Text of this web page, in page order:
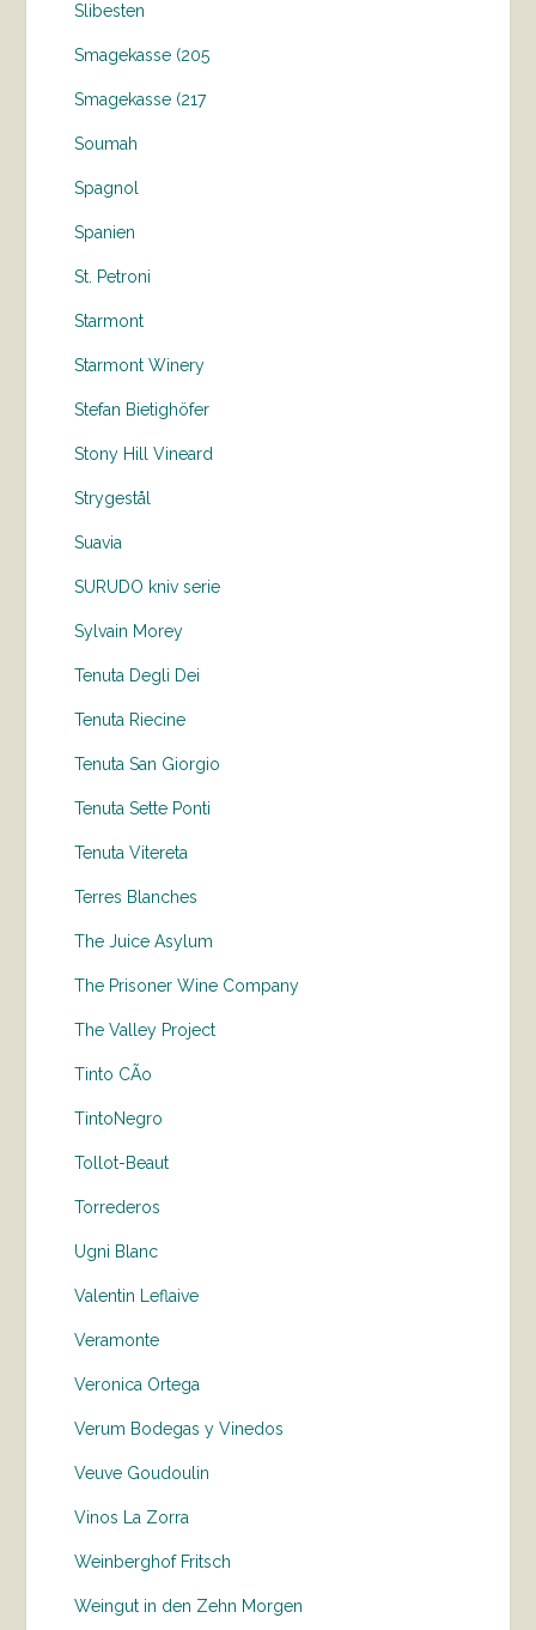
Slibesten
Smagekasse (205
Smagekasse (217
Soumah
Spagnol
Spanien
St. Petroni
Starmont
Starmont Winery
Stefan Bietighöfer
Stony Hill Vineard
Strygestål
Suavia
SURUDO kniv serie
Sylvain Morey
Tenuta Degli Dei
Tenuta Riecine
Tenuta San Giorgio
Tenuta Sette Ponti
Tenuta Vitereta
Terres Blanches
The Juice Asylum
The Prisoner Wine Company
The Valley Project
Tinto CÃo
TintoNegro
Tollot-Beaut
Torrederos
Ugni Blanc
Valentin Leflaive
Veramonte
Veronica Ortega
Verum Bodegas y Vinedos
Veuve Goudoulin
Vinos La Zorra
Weinberghof Fritsch
Weingut in den Zehn Morgen